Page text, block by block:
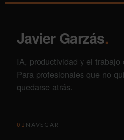
Javier Garzás.
IA, productividad y el trabajo
Para profesionales que no
quedarse atrás.
01 NAVEGAR